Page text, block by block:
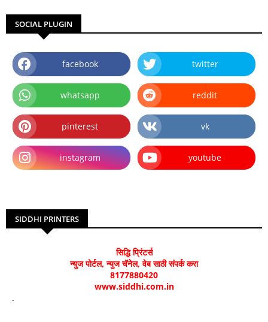
SOCIAL PLUGIN
facebook twitter
whatsapp reddit
pinterest vk
instagram youtube
SIDDHI PRINTERS
सिद्धि प्रिंटर्स
न्युज पोर्टल, न्युज चॅनेल, वेब साठी संपर्क करा
8177880420
www.siddhi.com.in
.